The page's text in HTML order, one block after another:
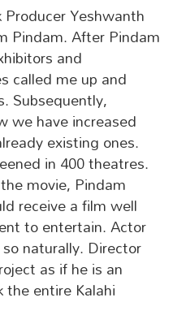
Yeshwanth
Pindam. After Pindam
and
called me up and
Subsequently,
we have increased
existing ones.
in 400 theatres.
movie, Pindam
receive a film well
to entertain. Actor
naturally. Director
as if he is an
the entire Kalahi